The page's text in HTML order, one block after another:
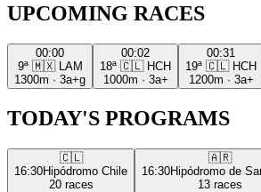
UPCOMING RACES
00:00
9ª 🇲🇽
LAM
1300m · 3a+g
00:02
18ª 🇨🇱 HCH
1000m · 3a+
00:31
19ª 🇨🇱 HCH
1200m · 3a+
TODAY'S PROGRAMS
🇨🇱
16:30Hipódromo Chile
20 races
🇦🇷
16:30Hipódromo de
13 races